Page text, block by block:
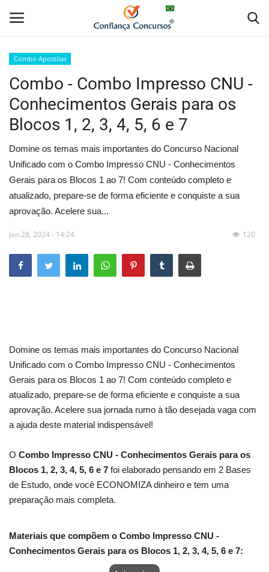
Home
Apostila Digital
Apostila Impressa
Cursos Online
Combo Apostilas
Combo Apostilas
Combo - Combo Impresso CNU -
Conhecimentos Gerais para os
Blocos 1, 2, 3, 4, 5, 6 e 7
Domine os temas mais importantes do Concurso Nacional
Unificado com o Combo Impresso CNU - Conhecimentos
Gerais para os Blocos 1 ao 7! Com conteúdo completo e
atualizado, prepare-se de forma eficiente e conquiste a sua
aprovação. Acelere sua...
Jan 28, 2024 - 14:24 120
Domine os temas mais importantes do Concurso Nacional
Unificado com o Combo Impresso CNU - Conhecimentos
Gerais para os Blocos 1 ao 7! Com conteúdo completo e
atualizado, prepare-se de forma eficiente e conquiste a sua
aprovação. Acelere sua jornada rumo à tão desejada vaga com
a ajuda deste material indispensável!
O Combo Impresso CNU - Conhecimentos Gerais para os
Blocos 1, 2, 3, 4, 5, 6 e 7 foi elaborado pensando em 2 Bases
de Estudo, onde você ECONOMIZA dinheiro e tem uma
preparação mais completa.
Materiais que compõem o Combo Impresso CNU -
Conhecimentos Gerais para os Blocos 1, 2, 3, 4, 5, 6 e 7: